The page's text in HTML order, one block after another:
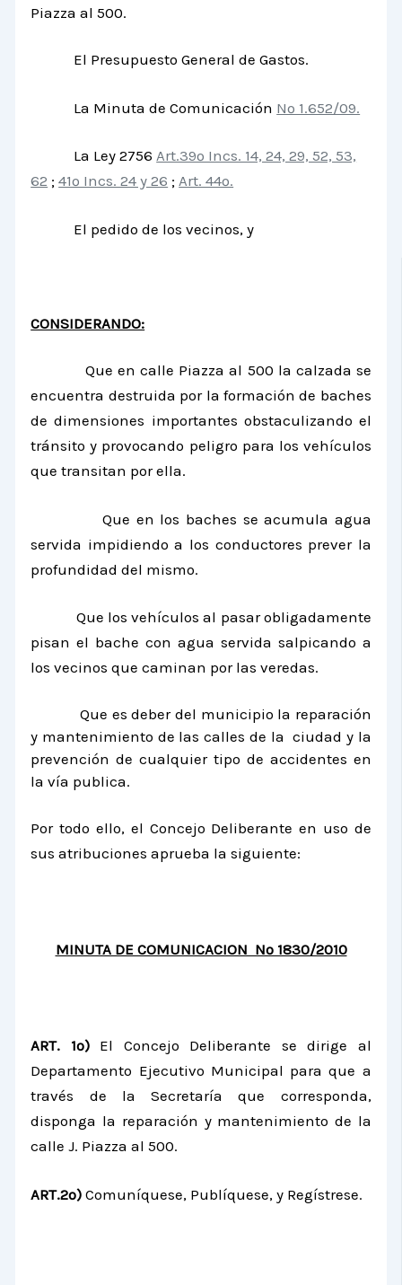
Piazza al 500.
El Presupuesto General de Gastos.
La Minuta de Comunicación Nº 1.652/09.
La Ley 2756Art.39º Incs. 14, 24, 29, 52, 53,
62 ;41º Incs. 24 y 26 ;Art. 44º.
El pedido de los vecinos, y
CONSIDERANDO:
Que en calle Piazza al 500 la calzada se
encuentra destruida por la formación de baches
de dimensiones importantes obstaculizando el
tránsito y provocando peligro para los vehículos
que transitan por ella.
Que en los baches se acumula agua
servida impidiendo a los conductores prever la
profundidad del mismo.
Que los vehículos al pasar obligadamente
pisan el bache con agua servida salpicando a
los vecinos que caminan por las veredas.
Que es deber del municipio la reparación
y mantenimiento de las calles de la ciudad y la
prevención de cualquier tipo de accidentes en
la vía publica.
Por todo ello, el Concejo Deliberante en uso de
sus atribuciones aprueba la siguiente:
MINUTA DE COMUNICACION Nº 1830/2010
ART. 1º) El Concejo Deliberante se dirige al
Departamento Ejecutivo Municipal para que a
través de la Secretaría que corresponda,
disponga la reparación y mantenimiento de la
calle J. Piazza al 500.
ART.2º)Comuníquese, Publíquese, y Regístrese.